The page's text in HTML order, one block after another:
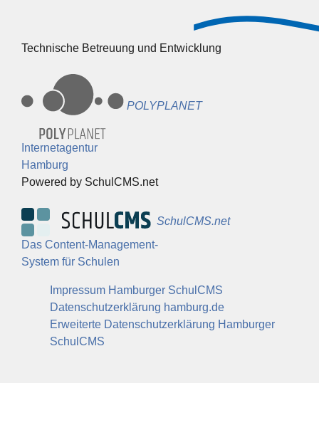
Technische Betreuung und Entwicklung
POLYPLANET
Internetagentur
Hamburg
Powered by SchulCMS.net
SchulCMS.net
Das Content-Management-
System für Schulen
Impressum Hamburger SchulCMS
Datenschutzerklärung hamburg.de
Erweiterte Datenschutzerklärung Hamburger
SchulCMS